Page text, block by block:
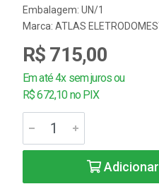
Embalagem: UN/1
Marca: ATLAS
R$ 715,00
Em até 4x sem juros ou
R$ 672,10 no PIX